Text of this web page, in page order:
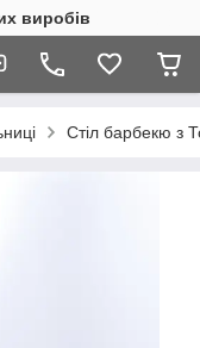
виробів
Стіл барбекю з